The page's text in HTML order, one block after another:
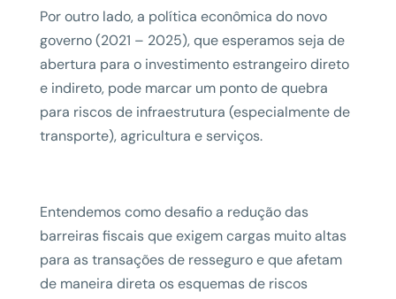
Por outro lado, a política econômica do novo
governo (2021 – 2025), que esperamos seja de
abertura para o investimento estrangeiro direto
e indireto, pode marcar um ponto de quebra
para riscos de infraestrutura (especialmente de
transporte), agricultura e serviços.
Entendemos como desafio a redução das
barreiras fiscais que exigem cargas muito altas
para as transações de resseguro e que afetam
de maneira direta os esquemas de riscos